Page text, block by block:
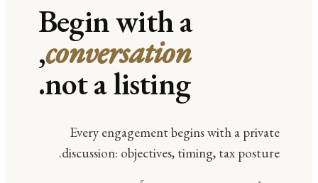
Begin with a
conversation
,
not a listing.
Every engagement begins with a private
discussion: objectives, timing, tax posture.